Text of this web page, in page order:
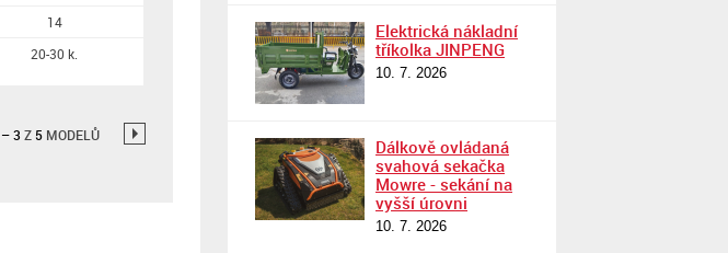
14
20-30 k.
→
–3 Z 5 MODELŮ
Elektrická nákladní
tříkolka JINPENG
10. 7. 2026
Dálkově ovládaná
svahová sekačka
Mowre - sekání na
vyšší úrovni
10. 7. 2026